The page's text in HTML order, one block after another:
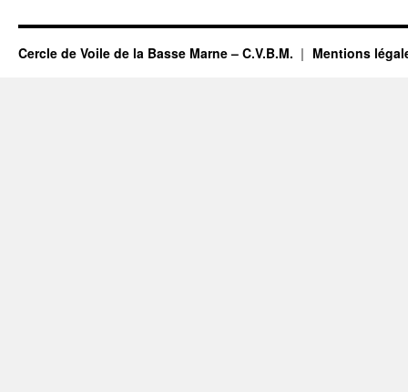
Cercle de Voile de la Basse Marne – C.V.B.M. Mentions